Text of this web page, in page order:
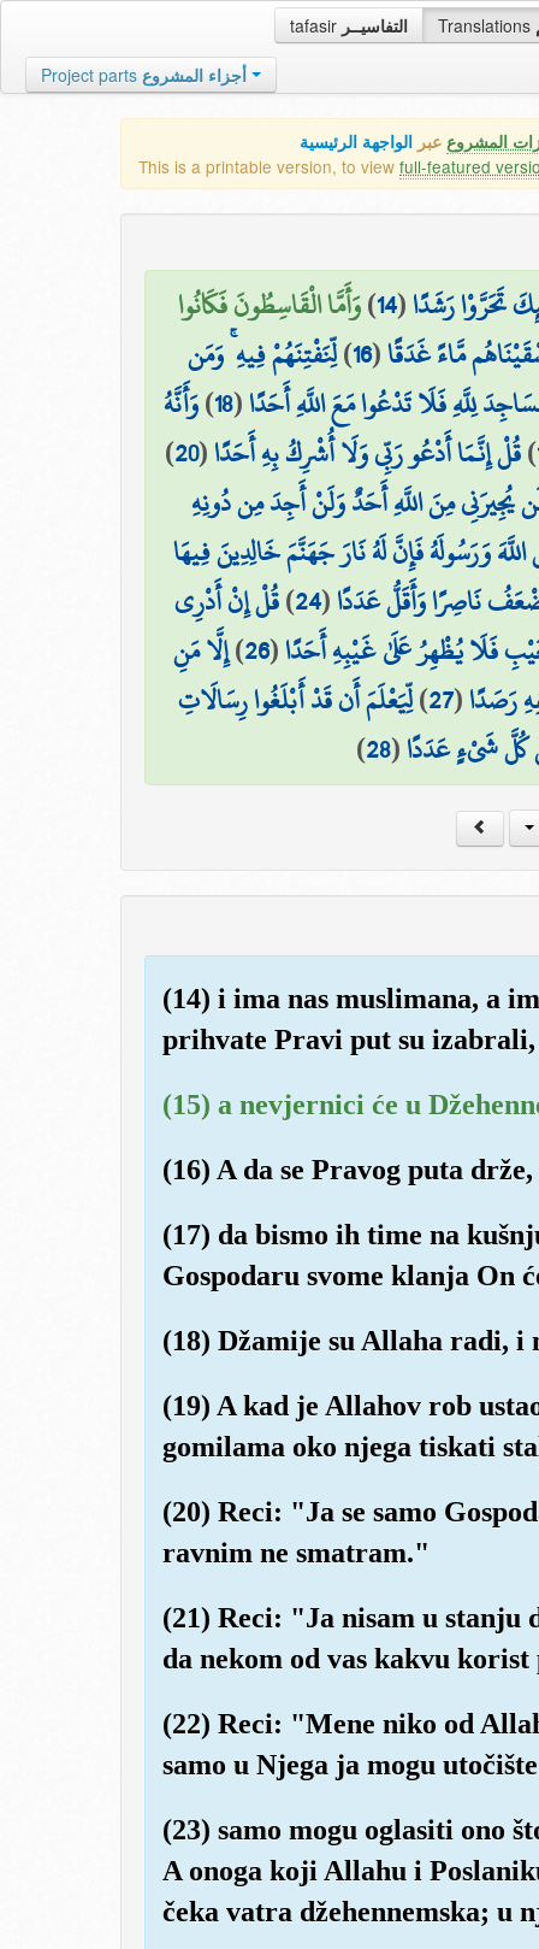
tafasir التفاسيــر Translations
Project parts أجزاء المشروع
المشروع عبر الواجهة الرئيسية
This is a printable version, to view full-featured
تَحَرَّوْا رَشَدًا(
14
)وَأَمَّا الْقَاسِطُونَ فَكَانُوا
مَّاءً غَدَقًا(
16
)لِّنَفْتِنَهُمْ فِيهِ ۚ وَمَن
لِلَّهِ فَلَا تَدْعُوا مَعَ اللَّهِ أَحَدًا(
18
)وَأَنَّهُ
)قُلْ إِنَّمَا أَدْعُو رَبِّي وَلَا أُشْرِكُ بِهِ أَحَدًا(
20
)
يُجِيرَنِي مِنَ اللَّهِ أَحَدٌ وَلَنْ أَجِدَ مِن دُونِهِ
وَرَسُولَهُ فَإِنَّ لَهُ نَارَ جَهَنَّمَ خَالِدِينَ فِيهَا
نَاصِرًا وَأَقَلُّ عَدَدًا(
24
)قُلْ إِنْ أَدْرِي
فَلَا يُظْهِرُ عَلَىٰ غَيْبِهِ أَحَدًا(
26
)إِلَّا مَنِ
رَصَدًا(
27
)لِّيَعْلَمَ أَن قَدْ أَبْلَغُوا رِسَالَاتِ
كُلَّ شَيْءٍ عَدَدًا(
28
)
(14) i ima nas muslimana, a
prihvate Pravi put su izabrali,
(15) a nevjernici će u
(16) A da se Pravog puta
(17) da bismo ih time na
Gospodaru svome klanja On
(18) Džamije su Allaha radi, i
(19) A kad je Allahov rob
gomilama oko njega tiskati
(20) Reci: "Ja se samo
ravnim ne smatram."
(21) Reci: "Ja nisam u stanju
da nekom od vas kakvu
(22) Reci: "Mene niko od
samo u Njega ja mogu
(23) samo mogu oglasiti ono
A onoga koji Allahu i
čeka vatra džehennemska; u